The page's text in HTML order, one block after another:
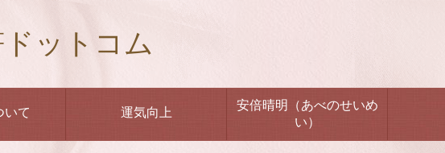
ットコム
いて 運気向上
安倍晴明（あべのせいめ
い）